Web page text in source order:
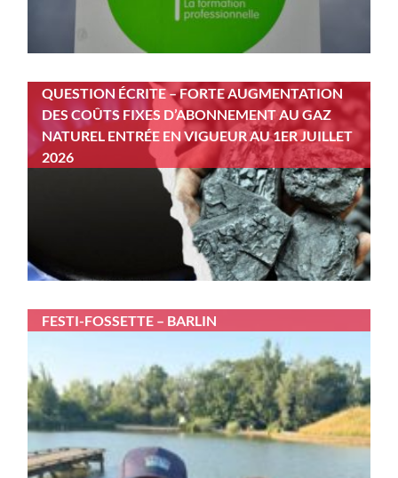
QUESTION ÉCRITE – FORTE AUGMENTATION
DES COÛTS FIXES D’ABONNEMENT AU GAZ
NATUREL ENTRÉE EN VIGUEUR AU 1ER JUILLET
2026
FESTI-FOSSETTE – BARLIN